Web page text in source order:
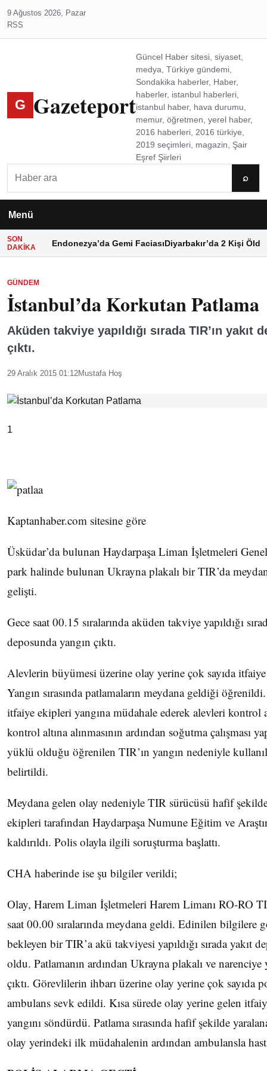
9 Ağustos 2026, Pazar
RSS
G Gazeteport
Güncel Haber sitesi, siyaset,
medya, Türkiye gündemi,
Sondakika haberler, Haber,
haberler, istanbul haberleri,
istanbul haber, hava durumu,
memur, öğretmen, yerel haber,
2016 haberleri, 2016 türkiye,
2019 seçimleri, magazin, Şair
Eşref Şiirleri
⌕
Menü
SON
DAKIKA
Endonezya’da Gemi FaciasıDiyarbakır’da 2 Kişi Öldü
GÜNDEM
İstanbul’da Korkutan Patlama
Aküden takviye yapıldığı sırada TIR’ın yakıt
çıktı.
29 Aralık 2015 01:12Mustafa Hoş
1
Kaptanhaber.com sitesine göre
Üsküdar’da bulunan Haydarpaşa Liman İşletmeleri
park halinde bulunan Ukrayna plakalı bir TIR’da
gelişti.
Gece saat 00.15 sıralarında aküden takviye yapıldığı
deposunda yangın çıktı.
Alevlerin büyümesi üzerine olay yerine çok sayıda
Yangın sırasında patlamaların meydana geldiği
itfaiye ekipleri yangına müdahale ederek alevleri kontrol
kontrol altına alınmasının ardından soğutma çalışması
yüklü olduğu öğrenilen TIR’ın yangın nedeniyle
belirtildi.
Meydana gelen olay nedeniyle TIR sürücüsü hafif
ekipleri tarafından Haydarpaşa Numune Eğitim ve
kaldırıldı. Polis olayla ilgili soruşturma başlattı.
CHA haberinde ise şu bilgiler verildi;
Olay, Harem Liman İşletmeleri Harem Limanı RO-RO
saat 00.00 sıralarında meydana geldi. Edinilen bilgilere
bekleyen bir TIR’a akü takviyesi yapıldığı sırada yakıt
oldu. Patlamanın ardından Ukrayna plakalı ve
çıktı. Görevlilerin ihbarı üzerine olay yerine çok sayıda
ambulans sevk edildi. Kısa sürede olay yerine gelen
yangını söndürdü. Patlama sırasında hafif şekilde
olay yerindeki ilk müdahalenin ardından ambulansla